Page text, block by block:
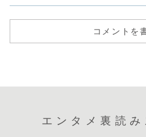
コメントを
エンタメ裏読